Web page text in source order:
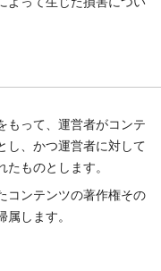
もって、運営者がコンテ
し、かつ運営者に対して
ものとします。
コンテンツの著作権その
します。